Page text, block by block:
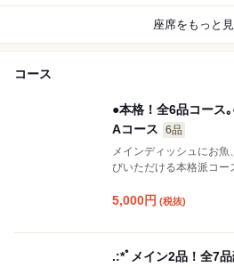
座席をもっと
コース
●本格！全6品コース
Aコース
6品
メインディッシュにお
びいただける本格派コースです！ 当日の
だける自信あり◎
5,000円 (税抜)
.:*ﾟメイン2品！全7